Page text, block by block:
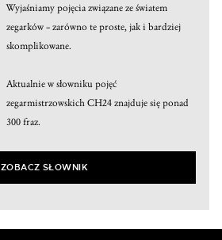
Wyjaśniamy pojęcia związane ze światem
zegarków – zarówno te proste, jak i bardziej
skomplikowane.
Aktualnie w słowniku pojęć
zegarmistrzowskich CH24 znajduje się ponad
300 fraz.
ZOBACZ SŁOWNIK